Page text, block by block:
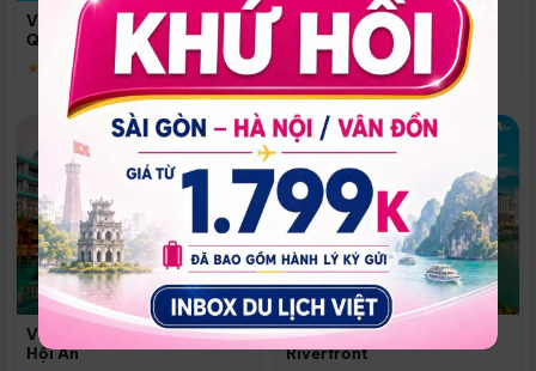
Vinpearl Resort & Spa Phu
Quoc
★ 5.0
Quoc
Phú Quốc
★ 5.0
Vinpearl Resort & Golf Nam
Hội An
Melia Vinpearl Danang
Riverfront